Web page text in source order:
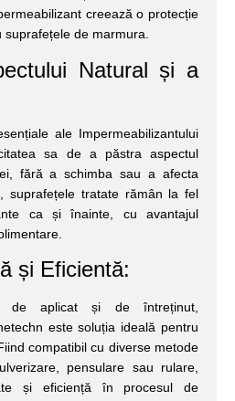
creează o protecție
de marmura.
Natural și a
ale Impermeabilizantului
sa de a păstra aspectul
fără a schimba sau a afecta
suprafețele tratate rămân la fel
ca și înainte, cu avantajul
și Eficientă:
aplicat și de întreținut,
este soluția ideală pentru
compatibil cu diverse metode
pensulare sau rulare,
și eficiență în procesul de